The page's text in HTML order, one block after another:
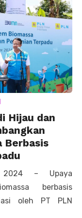
Hijau dan
Berbasis
2024 – Upaya
berbasis
oleh PT PLN